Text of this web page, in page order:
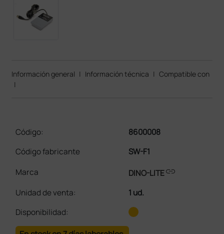
Información general | Información técnica | Compatible con
|
Código:
8600008
Código fabricante
SW-F1
Marca
DINO-LITElink
Unidad de venta:
1 ud.
Disponibilidad: